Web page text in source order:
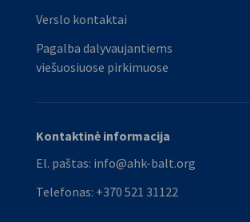
Verslo kontaktai
Pagalba dalyvaujantiems
viešuosiuose pirkimuose
Kontaktinė informacija
El. paštas: info@ahk-balt.org
Telefonas: +370 521 31122